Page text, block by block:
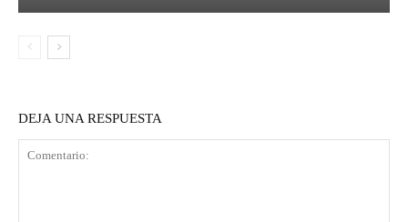
DEJA UNA RESPUESTA